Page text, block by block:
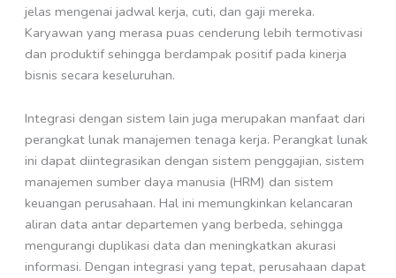
jelas mengenai jadwal kerja, cuti, dan gaji mereka.
Karyawan yang merasa puas cenderung lebih termotivasi
dan produktif sehingga berdampak positif pada kinerja
bisnis secara keseluruhan.
Integrasi dengan sistem lain juga merupakan manfaat dari
perangkat lunak manajemen tenaga kerja. Perangkat lunak
ini dapat diintegrasikan dengan sistem penggajian, sistem
manajemen sumber daya manusia (HRM) dan sistem
keuangan perusahaan. Hal ini memungkinkan kelancaran
aliran data antar departemen yang berbeda, sehingga
mengurangi duplikasi data dan meningkatkan akurasi
informasi. Dengan integrasi yang tepat, perusahaan dapat